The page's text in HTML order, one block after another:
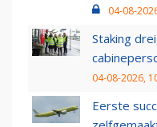
04-08-
Staking
04-08-2026,
Eerste